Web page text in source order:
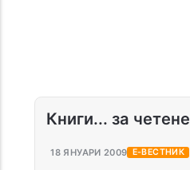
Книги... за четене
18 ЯНУАРИ 2009 Е-ВЕСТНИК